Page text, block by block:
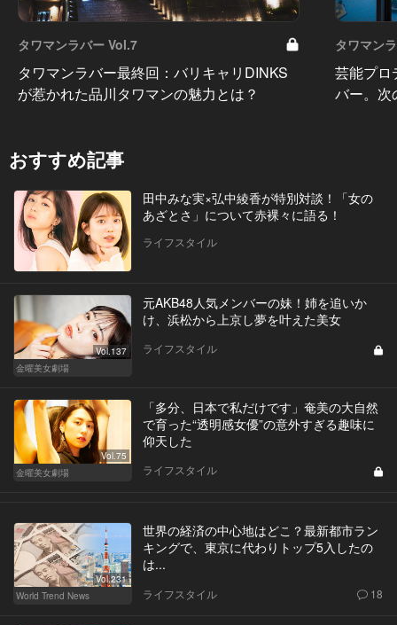
タワマンラバー Vol.7
タワマンラバー最終回：バリキャリDINKS
が惹かれた品川タワマンの魅力とは？
タワマン
芸能プロ
バー。次
おすすめ記事
田中みな実×弘中綾香が特別対談！「女の
あざとさ」について赤裸々に語る！
ライフスタイル
Vol.137
金曜美女劇場
元AKB48人気メンバーの妹！姉を追いか
け、浜松から上京し夢を叶えた美女
ライフスタイル
Vol.75
金曜美女劇場
「多分、日本で私だけです」奄美の大自然
で育った“透明感女優”の意外すぎる趣味に
仰天した
ライフスタイル
Vol.231
World Trend News
世界の経済の中心地はどこ？最新都市ラン
キングで、東京に代わりトップ5入したの
は...
ライフスタイル 18